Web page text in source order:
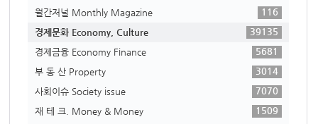
월간저널 Monthly Magazine
116
경제문화 Economy, Culture
39135
경제금융 Economy Finance
5681
부 동 산 Property
3014
사회이슈 Society issue
7070
재 테 크. Money & Money
1509